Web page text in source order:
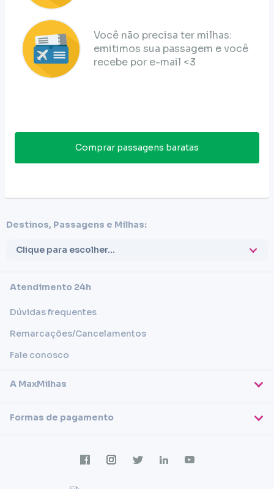
Você não precisa ter milhas:
emitimos sua passagem e você
recebe por e-mail <3
Comprar passagens baratas
Destinos, Passagens e Milhas:
Clique para escolher...
A MaxMilhas
Atendimento 24h
Dúvidas frequentes
Remarcações/Cancelamentos
Fale conosco
Formas de pagamento